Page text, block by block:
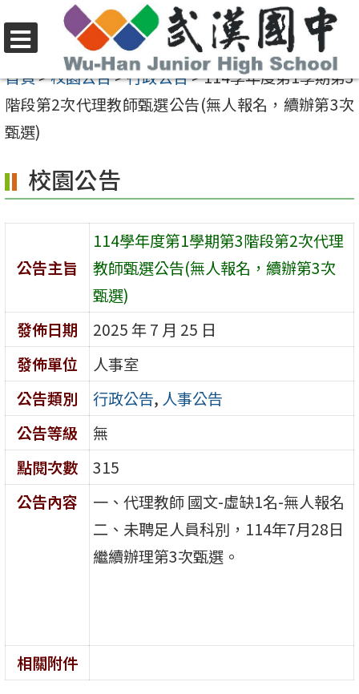
至
要
內
區
選
單
首頁>校園公告>行政公告>114學年度第1學期第3
階段第2次代理教師甄選公告(無人報名，續辦第3次
甄選)
校園公告
公告主旨
114學年度第1學期第3階段第2次代理
教師甄選公告(無人報名，續辦第3次
甄選)
發佈日期
2025 年 7 月 25 日
發佈單位
人事室
公告類別
行政公告, 人事公告
公告等級
無
點閱次數
315
公告內容
一、代理教師 國文-虛缺1名-無人報名
二、未聘足人員科別，114年7月28日
繼續辦理第3次甄選。
相關附件